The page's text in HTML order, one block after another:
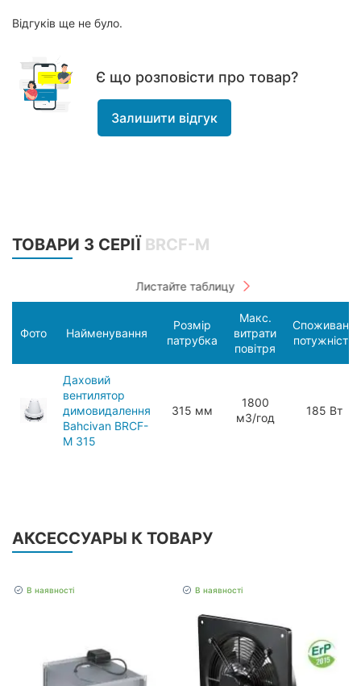
Відгуків ще не було.
Є що розповісти про товар?
Залишити відгук
ТОВАРИ З СЕРІЇ BRCF-M
Фото Найменування
Розмір
патрубка
Макс.
витрати
повітря
Споживана
потужність
Даховий
вентилятор
димовидалення
Bahcivan BRCF-
M 315
315 мм
1800
мЗ/год
185 Вт
АКСЕССУАРЫ К ТОВАРУ
В наявності В наявності